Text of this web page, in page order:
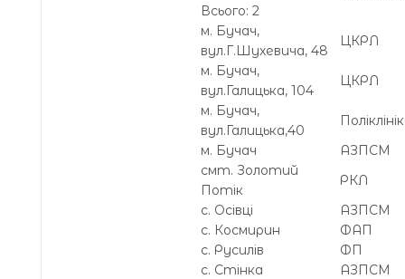
Всього: 2
м. Бучач,
вул.Г.Шухевича, 48
ЦКРЛ
м. Бучач,
вул.Галицька, 104
ЦКРЛ
м. Бучач,
вул.Галицька,40
м. Бучач
АЗПСМ
смт. Золотий
Потік
РКЛ
с. Осівці
АЗПСМ
с. Космирин
ФАП
с. Русилів
ФП
с. Стінка
АЗПСМ